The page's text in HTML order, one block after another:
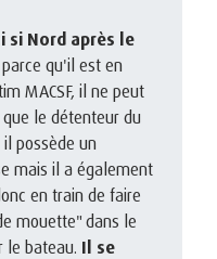
si Nord après le
qu'il est en
MACSF, il ne peut
le détenteur du
possède un
mais il a également
en train de faire
mouette" dans le
le bateau. Il se